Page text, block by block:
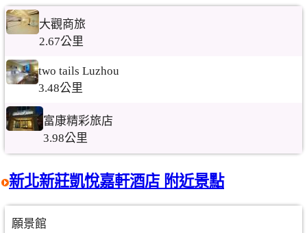
大觀商旅
2.67公里
two tails Luzhou
3.48公里
富康精彩旅店
3.98公里
新北新莊凱悅嘉軒酒店 附近景點
願景館